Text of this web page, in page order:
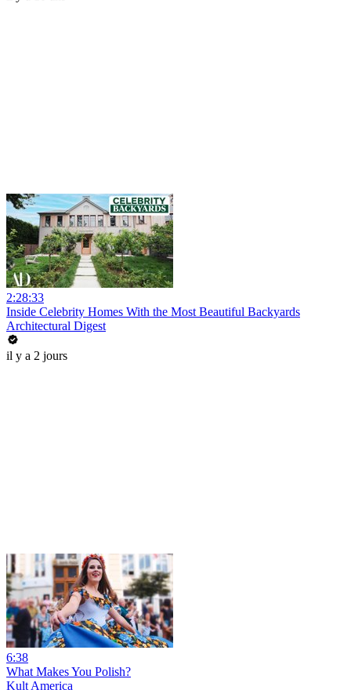
2:28:33
Inside Celebrity Homes With the Most Beautiful Backyards
Architectural Digest
il y a 2 jours
6:38
What Makes You Polish?
Kult America